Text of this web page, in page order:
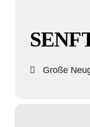
Große